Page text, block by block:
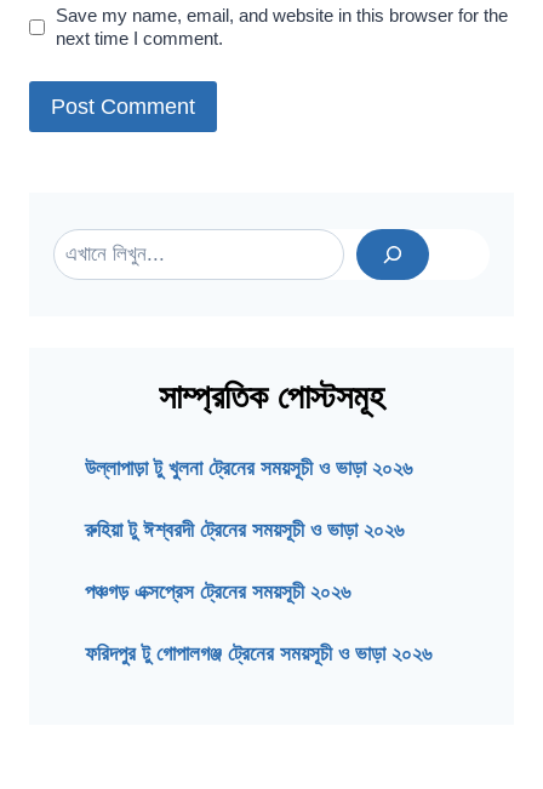
Save my name, email, and website in this browser for the
next time I comment.
Search
সাম্প্রতিক পোস্টসমূহ
উল্লাপাড়া টু খুলনা ট্রেনের সময়সূচী ও ভাড়া ২০২৬
রুহিয়া টু ঈশ্বরদী ট্রেনের সময়সূচী ও ভাড়া ২০২৬
পঞ্চগড় এক্সপ্রেস ট্রেনের সময়সূচী ২০২৬
ফরিদপুর টু গোপালগঞ্জ ট্রেনের সময়সূচী ও ভাড়া ২০২৬